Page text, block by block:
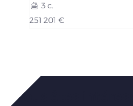
3 c.
251 201 €
Vous êtes